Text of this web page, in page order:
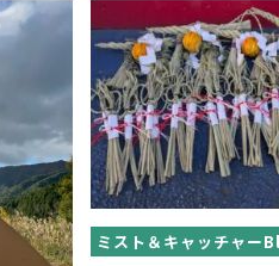
ミスト＆キャッチャー